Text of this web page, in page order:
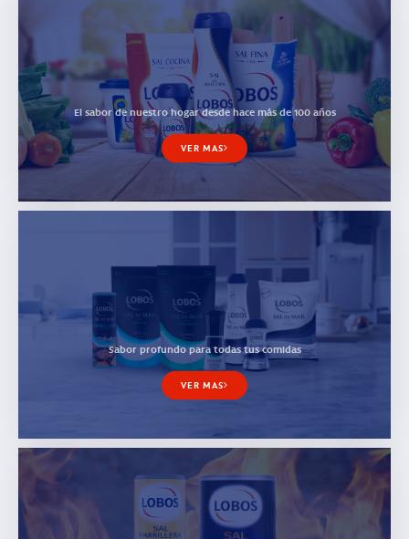
El sabor de nuestro hogar desde hace más de 100 años
VER MAS
Sabor profundo para todas tus comidas
VER MAS